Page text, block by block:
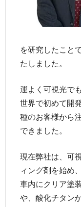
を研究したこと
たしました。
運よく可視光で
世界で初めて開
種のお客様から
できました。
現在弊社は、可
ィング剤を始め
車内にクリア塗
や、酸化チタン